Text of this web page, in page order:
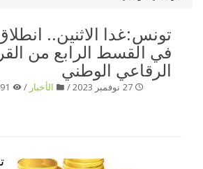
تونس:غدا الاثنين..
في القسط الرابع من
الرقاعي الوطني
27 نوفمبر 2023 / الأخبار /